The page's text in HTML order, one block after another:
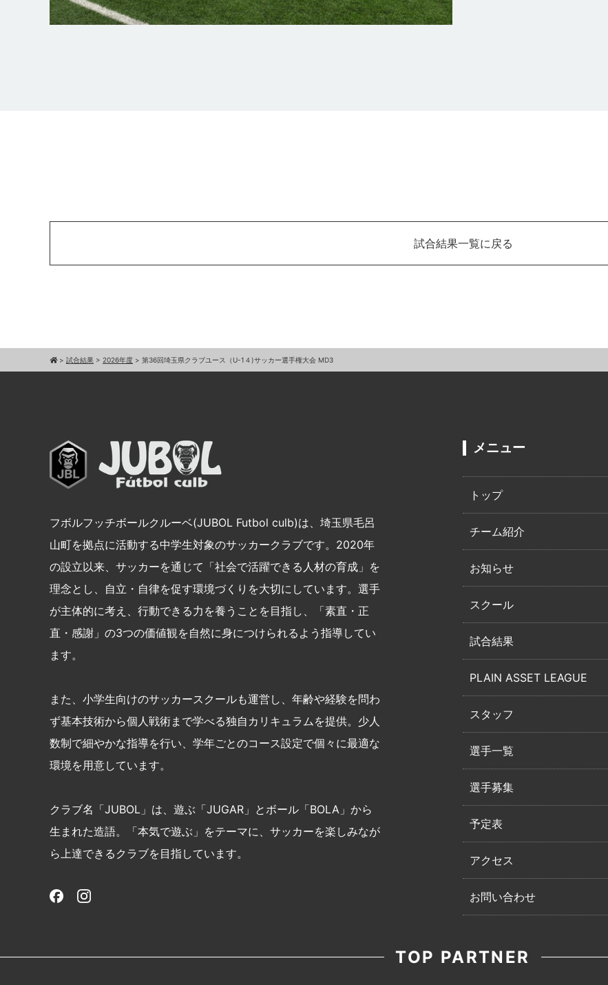
試合結果一覧に戻る
> 試合結果 > 2026年度 > 第36回埼玉県クラブユース（U-1４)サッカー選手権大会 MD3
フボルフッチボールクルーベ(JUBOL Futbol culb)は、埼玉県毛呂
山町を拠点に活動する中学生対象のサッカークラブです。2020年
の設立以来、サッカーを通じて「社会で活躍できる人材の育成」を
理念とし、自立・自律を促す環境づくりを大切にしています。選手
が主体的に考え、行動できる力を養うことを目指し、「素直・正
直・感謝」の3つの価値観を自然に身につけられるよう指導してい
ます。
また、小学生向けのサッカースクールも運営し、年齢や経験を問わ
ず基本技術から個人戦術まで学べる独自カリキュラムを提供。少人
数制で細やかな指導を行い、学年ごとのコース設定で個々に最適な
環境を用意しています。
クラブ名「JUBOL」は、遊ぶ「JUGAR」とボール「BOLA」から
生まれた造語。「本気で遊ぶ」をテーマに、サッカーを楽しみなが
ら上達できるクラブを目指しています。
メニュー
トップ
チーム紹介
お知らせ
スクール
試合結果
PLAIN ASSET LEAGUE
スタッフ
選手一覧
選手募集
予定表
アクセス
お問い合わせ
TOP PARTNER